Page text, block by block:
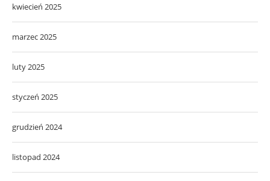
kwiecień 2025
marzec 2025
luty 2025
styczeń 2025
grudzień 2024
listopad 2024